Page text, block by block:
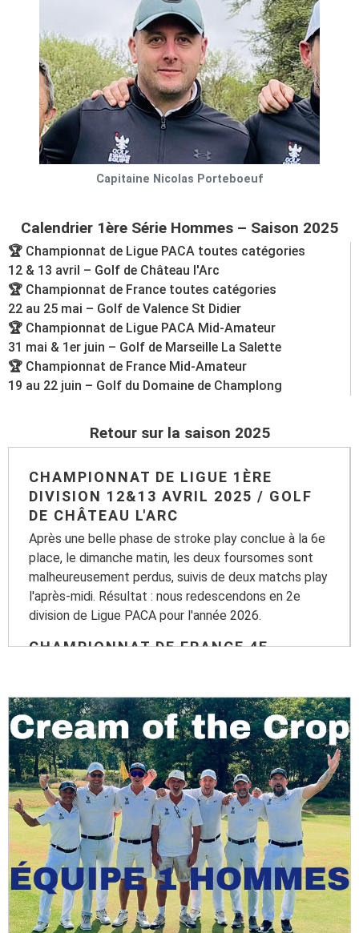
Capitaine Nicolas Porteboeuf
Calendrier 1ère Série Hommes – Saison 2025
🏆 Championnat de Ligue PACA toutes catégories
12 & 13 avril – Golf de Château l'Arc
🏆 Championnat de France toutes catégories
22 au 25 mai – Golf de Valence St Didier
🏆 Championnat de Ligue PACA Mid-Amateur
31 mai & 1er juin – Golf de Marseille La Salette
🏆 Championnat de France Mid-Amateur
19 au 22 juin – Golf du Domaine de Champlong
Retour sur la saison 2025
CHAMPIONNAT DE LIGUE 1ÈRE
DIVISION 12&13 AVRIL 2025 / GOLF
DE CHÂTEAU L'ARC
Après une belle phase de stroke play conclue à la 6e
place, le dimanche matin, les deux foursomes sont
malheureusement perdus, suivis de deux matchs play
l'après-midi. Résultat : nous redescendons en 2e
division de Ligue PACA pour l'année 2026.
CHAMPIONNAT DE FRANCE 4E
Nos joueurs ont brillamment passé les deux tours de
stroke play, terminant à une belle 6ᵉ place sur 16
équipes engagées.
Le dimanche, après un foursome matinal accroché et
un score final de 4 à 3, tout s’est joué sur le 5ᵉ match
play, dans une ambiance tendue jusqu’au dernier putt
Malgré la défaite, le maintien en 4ᵉ division est
assuré, ce qui reste une satisfaction même si
l’objectif initial était plus ambitieux